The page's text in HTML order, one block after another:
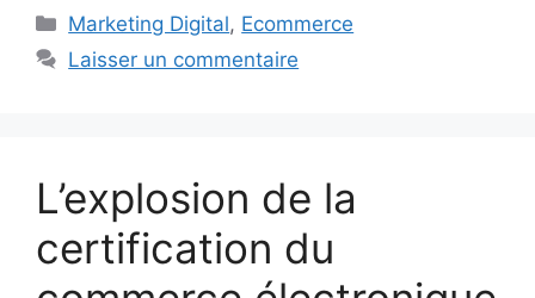
Catégories
Marketing Digital, Ecommerce
Laisser un commentaire
L’explosion de la
certification du